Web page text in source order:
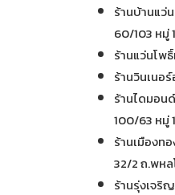
ร้านบ้านแว่
60/103 หมู่
ร้านแว่นโพ
ร้านวินเนอ
ร้านไดมอ
100/63 หมู่
ร้านเมืองท
32/2 ถ.พห
ร้านรุ่งเจ